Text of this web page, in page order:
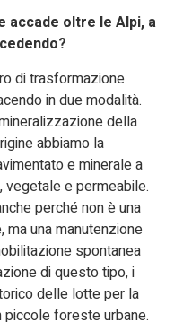
accade oltre le Alpi, a
di trasformazione
in due modalità.
della
abbiamo la
e minerale a
e permeabile.
perché non è una
una manutenzione
spontanea
di questo tipo, i
delle lotte per la
foreste urbane.